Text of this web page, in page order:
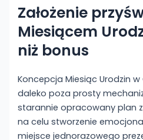
Założenie
Miesiącem
niż bonus
Koncepcja Miesiąc Urodzin
daleko poza prosty
starannie opracowany plan
na celu stworzenie
miejsce jednorazowego